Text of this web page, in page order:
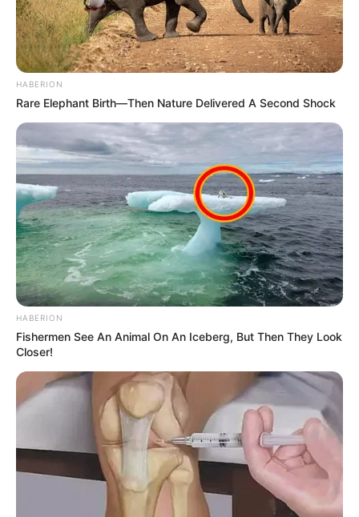
HABERION
Rare Elephant Birth—Then Nature Delivered A Second Shock
HABERION
Fishermen See An Animal On An Iceberg, But Then They Look
Closer!